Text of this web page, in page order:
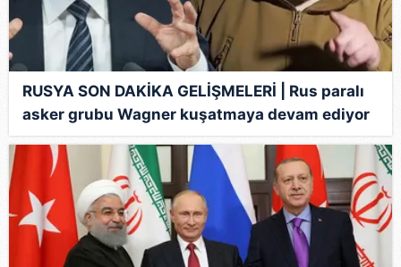
RUSYA SON DAKİKA GELİŞMELERİ | Rus paralı
asker grubu Wagner kuşatmaya devam ediyor
mu, çekildi mi? Rusya'da darbe mi oluyor, ne
oluyor, son durum ne?